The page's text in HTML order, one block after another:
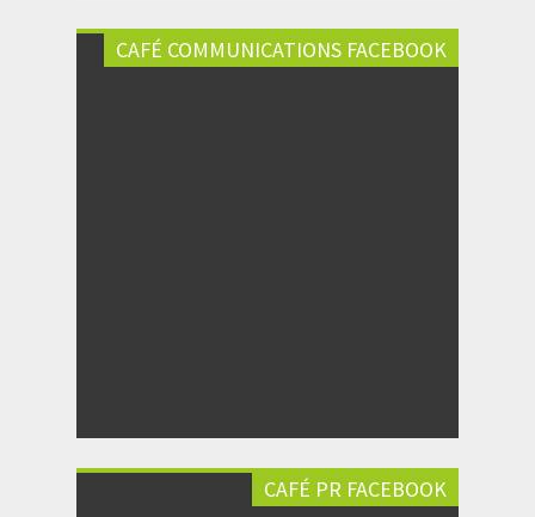
CAFÉ COMMUNICATIONS FACEBOOK
CAFÉ PR FACEBOOK